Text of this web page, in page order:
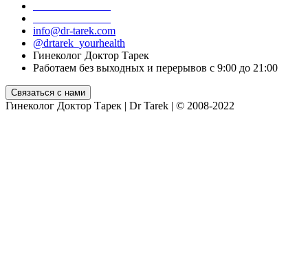
info@dr-tarek.com
@drtarek_yourhealth
Гинеколог Доктор Тарек
Работаем без выходных и перерывов с 9:00 до 21:00
Гинеколог Доктор Тарек | Dr Tarek | © 2008-2022